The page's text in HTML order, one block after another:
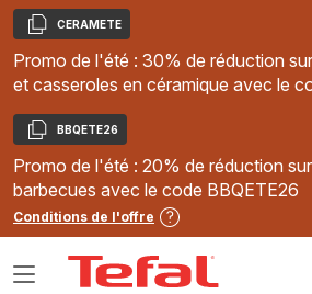
Copier
CERAMETE
Promo de l'été : 30% de réduction
et casseroles en céramique avec le
Copier
BBQETE26
Promo de l'été : 20% de réduction
barbecues avec le code BBQETE26
Conditions de l'offre
Ouvrir